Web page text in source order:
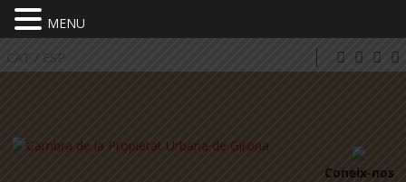
CAT / ESP
Coneix-nos
MENU